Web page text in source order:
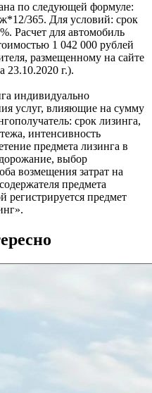
по следующей формуле:
365. Для условий: срок
Расчет для автомобиль
1 042 000 рублей
размещенному на сайте
23.10.2020 г.).
индивидуально
услуг, влияющие на сумму
срок лизинга,
интенсивность
предмета лизинга в
выбор
возмещения затрат на
предмета
регистрируется предмет